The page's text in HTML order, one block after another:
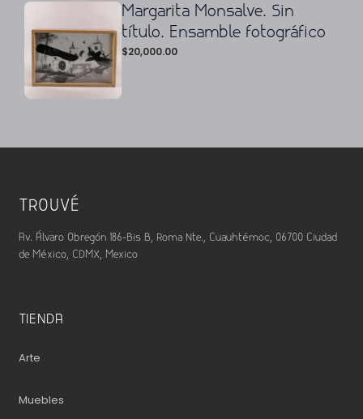
Margarita Monsalve. Sin
título. Ensamble fotográfico
$20,000.00
TROUVÉ
Av. Álvaro Obregón 186-Bis B, Roma Nte., Cuauhtémoc, 06700 Ciudad
de México, CDMX, Mexico
TIENDA
Arte
Muebles